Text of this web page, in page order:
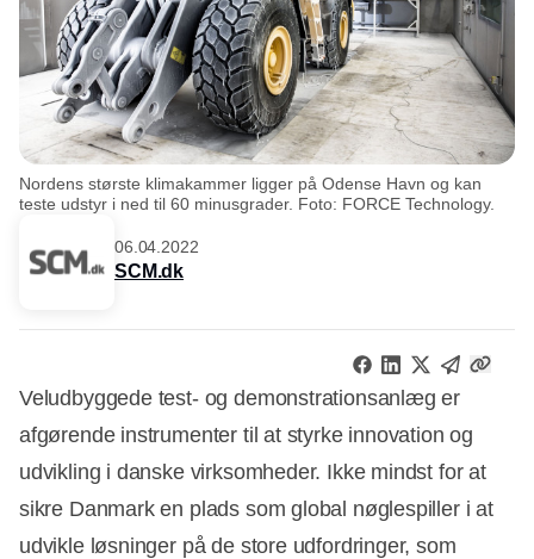
Nordens største klimakammer ligger på Odense Havn og kan
teste udstyr i ned til 60 minusgrader. Foto: FORCE Technology.
06.04.2022
SCM.dk
Veludbyggede test- og demonstrationsanlæg er
afgørende instrumenter til at styrke innovation og
udvikling i danske virksomheder. Ikke mindst for at
sikre Danmark en plads som global nøglespiller i at
udvikle løsninger på de store udfordringer, som